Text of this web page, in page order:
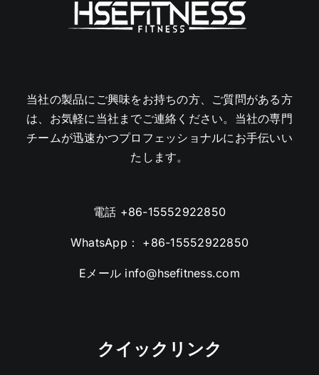
当社の製品にご興味をお持ちの方、ご質問がある方
は、お気軽に当社までご連絡ください。当社の専門
チームが迅速かつプロフェッショナルにお手伝いい
たします。
電話 +86-15552922850
WhatsApp： +86-15552922850
Eメール info@hsefitness.com
クイックリンク